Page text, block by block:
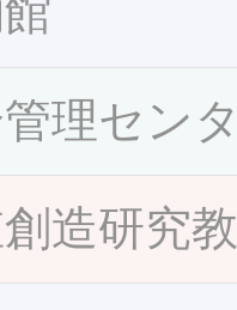
理セン
造研究